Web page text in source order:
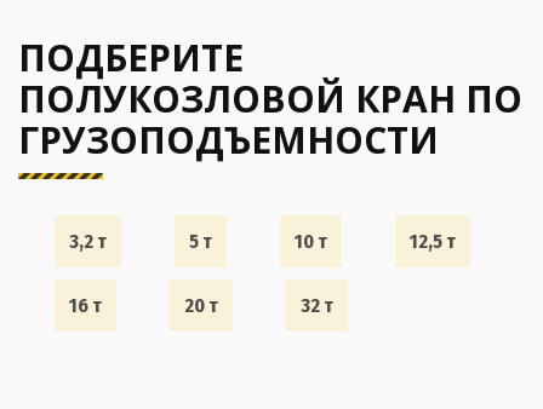
ПОДБЕРИТЕ
ПОЛУКОЗЛОВОЙ КРАН ПО
ГРУЗОПОДЪЕМНОСТИ
3,2 т 5 т 10 т 12,5 т
16 т 20 т 32 т